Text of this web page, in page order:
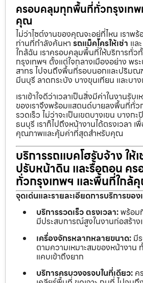
ครอบคลุมทุกพื้นที่ทั่วกรุงเทพ
คุณ
ไม่ว่าไซต์งานของคุณจะอยู่ที่ไหน เราพ
ท่านที่กำลังค้นหา รถแม็คโครให้เช่า และ
ใกล้ฉัน เราครอบคลุมพื้นที่ให้บริการทั่ว
กรุงเทพฯ ตั้งแต่ใจกลางเมืองอย่าง พ
สาทร ไปจนถึงพื้นที่รอบนอกและปริม
มีนบุรี ลาดกระบัง บางขุนเทียน และบา
เราเข้าใจดีว่าเวลาเป็นสิ่งมีค่าในงานรั
ของเราจึงพร้อมแสตนด์บายลงพื้นที่ทั่ว
รวดเร็ว ไม่ว่าจะเป็นเขตบางเขน บางก
ธนบุรี เราก็ไปถึงหน้างานได้ตรงเวลา
คุณภาพและคุ้มค่าที่สุดสำหรับคุณ
บริการรถแบคโฮรับจ้าง ให้
ปรับหน้าดิน และรื้อถอน ค
ทั่วกรุงเทพฯ และพื้นที่ใกล้
จุดเด่นและรายละเอียดการบริการของ
บริการรวดเร็ว ตรงเวลา:พร้อม
มีประสบการณ์สูงในงานก่อสร้า
เครื่องจักรหลากหลายขนาด: มี
ตามความเหมาะสมของหน้างา
แคบเข้าถึงยาก
บริการครบวงจรจบในที่เดียว: ค